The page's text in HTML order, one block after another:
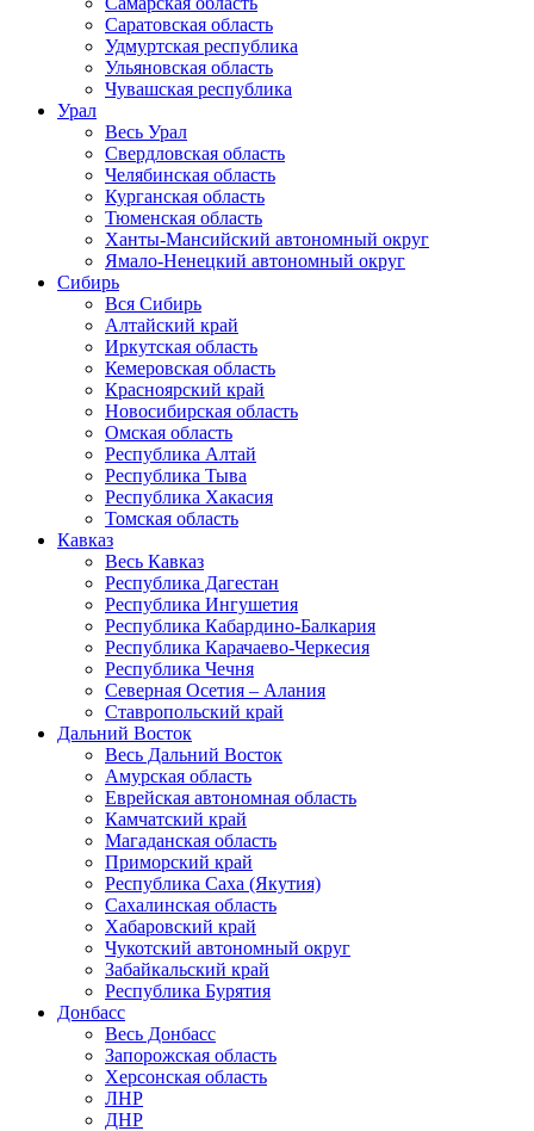
Саратовская область
Удмуртская республика
Ульяновская область
Чувашская республика
Урал
Весь Урал
Свердловская область
Челябинская область
Курганская область
Тюменская область
Ханты-Мансийский автономный округ
Ямало-Ненецкий автономный округ
Сибирь
Вся Сибирь
Алтайский край
Иркутская область
Кемеровская область
Красноярский край
Новосибирская область
Омская область
Республика Алтай
Республика Тыва
Республика Хакасия
Томская область
Кавказ
Весь Кавказ
Республика Дагестан
Республика Ингушетия
Республика Кабардино-Балкария
Республика Карачаево-Черкесия
Республика Чечня
Северная Осетия – Алания
Ставропольский край
Дальний Восток
Весь Дальний Восток
Амурская область
Еврейская автономная область
Камчатский край
Магаданская область
Приморский край
Республика Саха (Якутия)
Сахалинская область
Хабаровский край
Чукотский автономный округ
Забайкальский край
Республика Бурятия
Донбасс
Весь Донбасс
Запорожская область
Херсонская область
ЛНР
ДНР